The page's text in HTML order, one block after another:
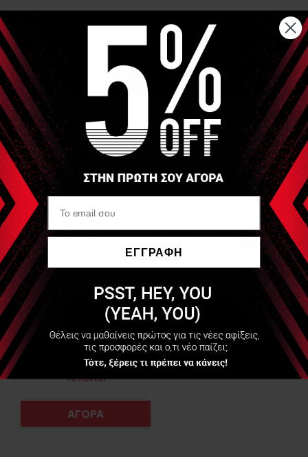
Αναλυτική Περιγραφή
Πλαστικό Μπουκάλι 0,5 λίτρο SIXTUS
Είδες Πρόσφατα
SIXTUS
Πλαστικό Μπουκάλι
0,5lt SIXTUS
Διαθέσιμο
1,86 €
+6 Πόντοι
ΑΓΟΡΑ
ΕΓΓΡΑΦΗ